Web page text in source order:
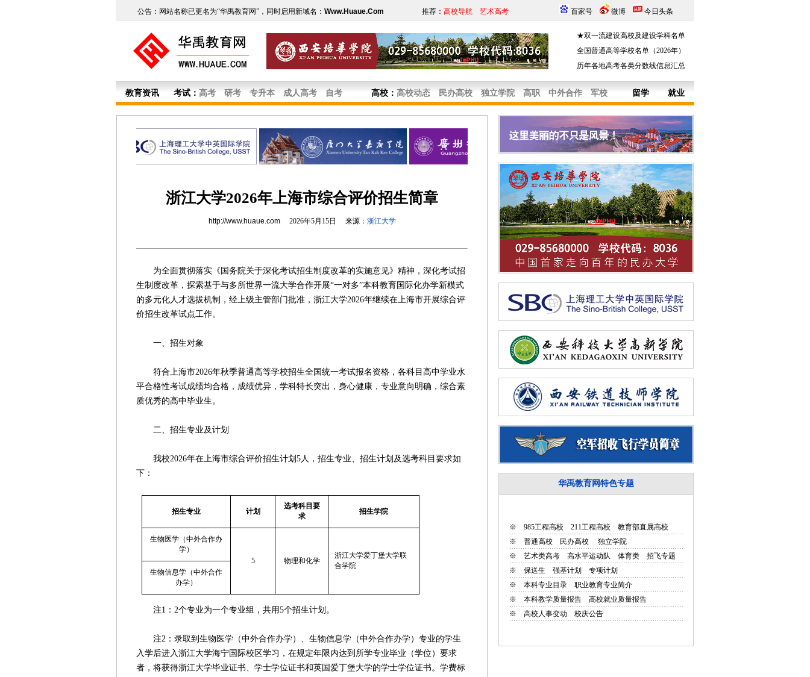
公告：网站名称已更名为“华禹教育网”，同时启用新域名： Www.Huaue.Com 推荐： 高校导航 艺术高考 百家号 微博 今日头条
★双一流建设高校及建设学科名单
全国普通高等学校名单（2026年）
历年各地高考各类分数线信息汇总
教育资讯 考试： 高考 研考 专升本 成人高考 自考 高校： 高校动态 民办高校 独立学院 高职 中外合作 军校 留学 就业
浙江大学2026年上海市综合评价招生简章
http://www.huaue.com2026年5月15日 来源： 浙江大学
为全面贯彻落实《国务院关于深化考试招生制度改革的实施意见》精神，深化考试招
生制度改革，探索基于与多所世界一流大学合作开展“一对多”本科教育国际化办学新模式
的多元化人才选拔机制，经上级主管部门批准，浙江大学2026年继续在上海市开展综合评
价招生改革试点工作。
一、招生对象
符合上海市2026年秋季普通高等学校招生全国统一考试报名资格，各科目高中学业水
平合格性考试成绩均合格，成绩优异，学科特长突出，身心健康，专业意向明确，综合素
质优秀的高中毕业生。
二、招生专业及计划
我校2026年在上海市综合评价招生计划5人，招生专业、招生计划及选考科目要求如
下：
招生专业 计划
选考科目要
求
招生学院
生物医学（中外合作办
学）
5
物理和化学
浙江大学爱丁堡大学联
合学院
生物信息学（中外合作
办学）
注1：2个专业为一个专业组，共用5个招生计划。
注2：录取到生物医学（中外合作办学）、生物信息学（中外合作办学）专业的学生
入学后进入浙江大学海宁国际校区学习，在规定年限内达到所学专业毕业（学位）要求
者，将获得浙江大学毕业证书、学士学位证书和英国爱丁堡大学的学士学位证书。学费标
华禹教育网特色专题
※ 985工程高校 211工程高校
教育部直属高校
※ 普通高校 民办高校
独立学院
※ 艺术类高考 高水平运动队 体育类
招飞专题
※ 保送生 强基计划
专项计划
※ 本科专业目录
职业教育专业简介
※ 本科教学质量报告
高校就业质量报告
※ 高校人事变动 校庆公告